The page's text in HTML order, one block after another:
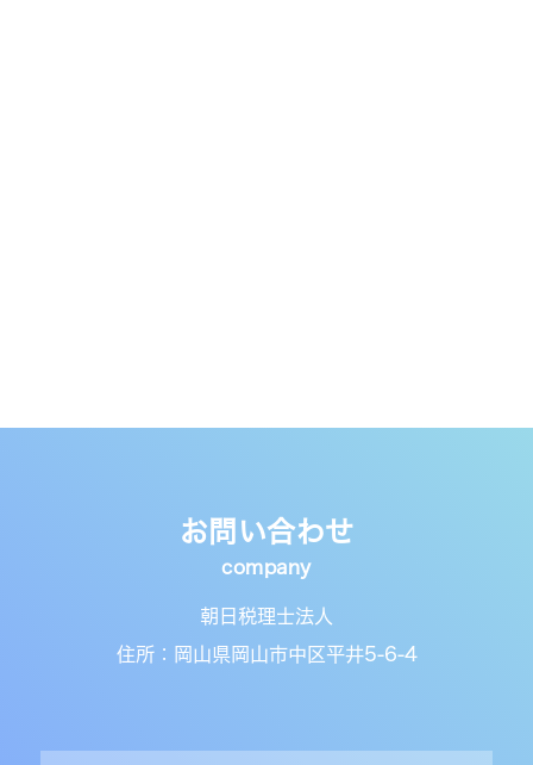
お問い合わせ
朝日税理士法人
住所：岡山県岡山市中区平井5-6-4